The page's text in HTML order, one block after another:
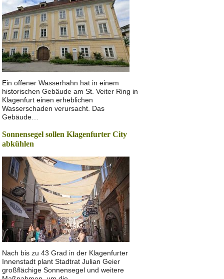
Ein offener Wasserhahn hat in einem
historischen Gebäude am St. Veiter Ring in
Klagenfurt einen erheblichen
Wasserschaden verursacht. Das
Gebäude…
Sonnensegel sollen Klagenfurter City
abkühlen
Nach bis zu 43 Grad in der Klagenfurter
Innenstadt plant Stadtrat Julian Geier
großflächige Sonnensegel und weitere